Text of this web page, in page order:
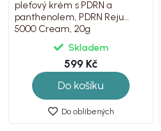
pleťový krém s PDRN a
panthenolem, PDRN Reju
5000 Cream, 20g
Skladem
599 Kč
Do košíku
Do oblíbených